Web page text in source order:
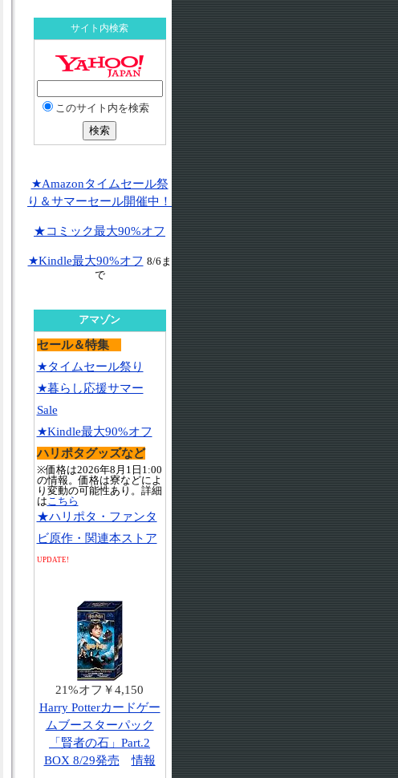
サイト内検索
このサイト内を検索
★Amazonタイムセール祭
り＆サマーセール開催中！
★コミック最大90%オフ
★Kindle最大90%オフ 8/6ま
で
アマゾン
セール＆特集
★タイムセール祭り
★暮らし応援サマー
Sale
★Kindle最大90%オフ
ハリポタグッズなど
※価格は2026年8月1日1:00
の情報。価格は寮などによ
り変動の可能性あり。詳細
はこちら
★ハリポタ・ファンタ
ビ原作・関連本ストア
UPDATE!
21%オフ￥4,150
Harry Potterカードゲー
ムブースターパック
「賢者の石」Part.2
BOX 8/29発売
情報